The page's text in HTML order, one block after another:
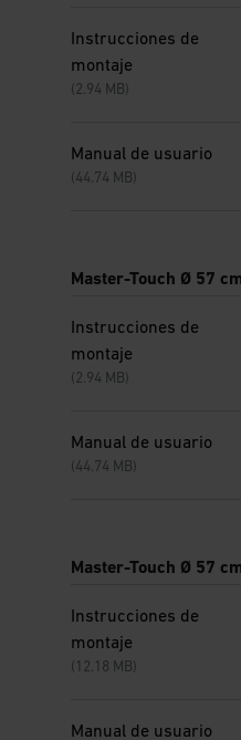
Instrucciones de
montaje
(2.94 MB)
Manual de usuario
(44.74 MB)
Master-Touch Ø 57
Instrucciones de
montaje
(2.94 MB)
Manual de usuario
(44.74 MB)
Master-Touch Ø 57
Instrucciones de
montaje
(12.18 MB)
Manual de usuario